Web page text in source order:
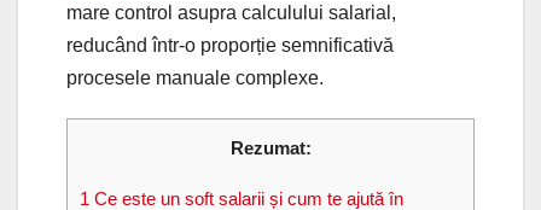
mare control asupra calculului salarial,
reducând într-o proporție semnificativă
procesele manuale complexe.
Rezumat:
1 Ce este un soft salarii și cum te ajută în